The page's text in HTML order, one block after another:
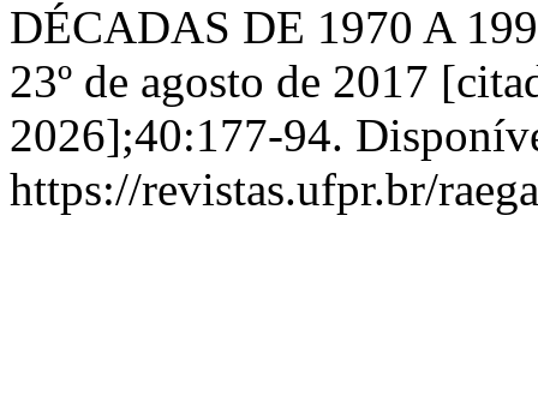
DÉCADAS DE 1970 A
23º de agosto de 2017
2026];40:177-94.
https://revistas.ufpr.br/